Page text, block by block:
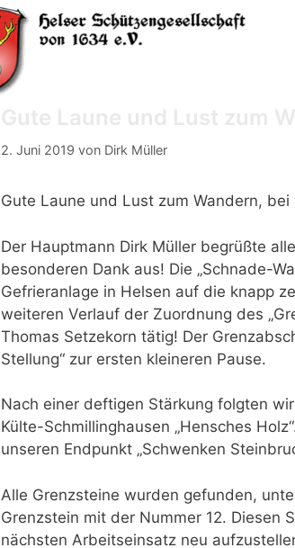
2. Juni 2019 von Dirk Müller
Gute Laune und Lust zum Wandern,
Der Hauptmann Dirk Müller begrüßte
besonderen Dank aus! Die „Schnade-
Gefrieranlage in Helsen auf die knapp
weiteren Verlauf der Zuordnung des
Thomas Setzekorn tätig! Der
Stellung“ zur ersten kleineren Pause.
Nach einer deftigen Stärkung folgten
Külte-Schmillinghausen „Hensches
unseren Endpunkt „Schwenken
Alle Grenzsteine wurden gefunden,
Grenzstein mit der Nummer 12. Diesen
nächsten Arbeitseinsatz neu